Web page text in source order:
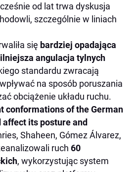
od lat trwa dyskusja
szczególnie w liniach
się bardziej opadająca
angulacja tylnych
standardu zwracają
na sposób poruszania
obciążenie układu ruchu.
conformations of the German
affect its posture and
Shaheen, Gómez Álvarez,
ruch 60
, wykorzystując system